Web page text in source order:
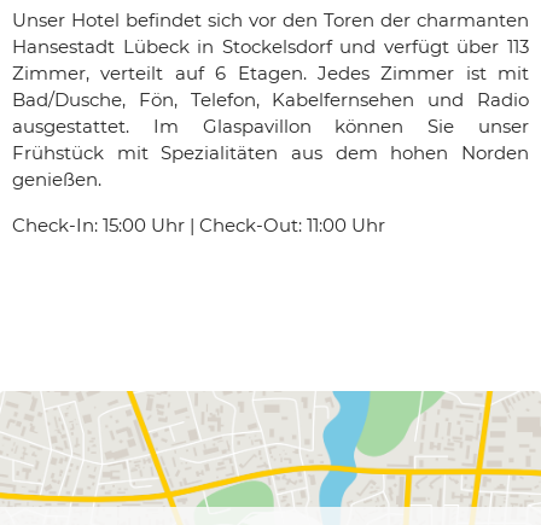
Unser Hotel befindet sich vor den Toren der charmanten
Hansestadt Lübeck in Stockelsdorf und verfügt über 113
Zimmer, verteilt auf 6 Etagen. Jedes Zimmer ist mit
Bad/Dusche, Fön, Telefon, Kabelfernsehen und Radio
ausgestattet. Im Glaspavillon können Sie unser
Frühstück mit Spezialitäten aus dem hohen Norden
genießen.
Check-In: 15:00 Uhr | Check-Out: 11:00 Uhr